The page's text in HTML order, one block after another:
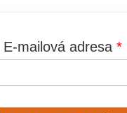
E-mailová adresa